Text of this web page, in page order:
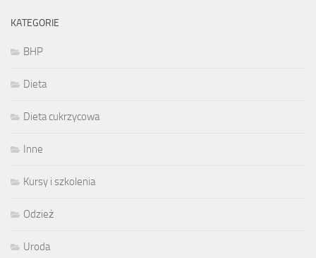
KATEGORIE
BHP
Dieta
Dieta cukrzycowa
Inne
Kursy i szkolenia
Odzież
Uroda